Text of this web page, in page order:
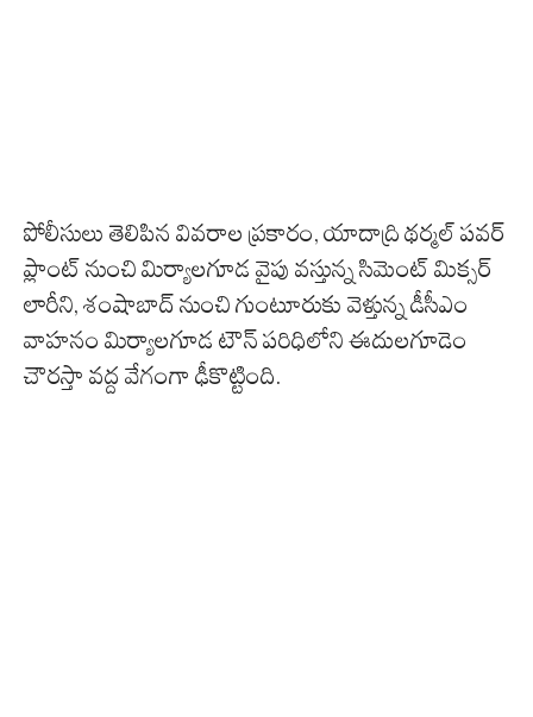
పోలీసులు తెలిపిన వివరాల ప్రకారం, యాదాద్రి థర్మల్ పవర్
ప్లాంట్ నుంచి మిర్యాలగూడ వైపు వస్తున్న సిమెంట్ మిక్సర్
లారీని, శంషాబాద్ నుంచి గుంటూరుకు వెళ్తున్న డీసీఎం
వాహనం మిర్యాలగూడ టౌన్ పరిధిలోని ఈదులగూడెం
చౌరస్తా వద్ద వేగంగా ఢీకొట్టింది.